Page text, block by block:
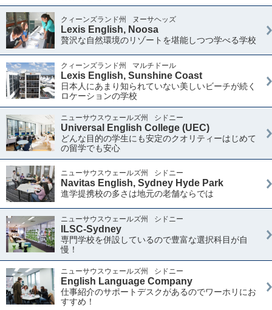
クィーンズランド州 ヌーサヘッズ
Lexis English, Noosa
贅沢な自然環境のリゾートを堪能しつつ学べる学校
クィーンズランド州 マルチドール
Lexis English, Sunshine Coast
日本人にあまり知られていない美しいビーチが続く
ロケーションの学校
ニューサウスウェールズ州 シドニー
Universal English College (UEC)
どんな目的の学生にも安定のクオリティーはじめて
の留学でも安心
ニューサウスウェールズ州 シドニー
Navitas English, Sydney Hyde Park
進学提携校の多さは地元の老舗ならでは
ニューサウスウェールズ州 シドニー
ILSC-Sydney
専門学校を併設しているので豊富な選択科目が自
慢！
ニューサウスウェールズ州 シドニー
English Language Company
仕事紹介のサポートデスクがあるのでワーホリにお
すすめ！